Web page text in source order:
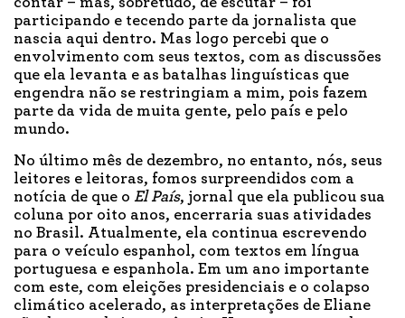
participando e tecendo parte da jornalista que
nascia aqui dentro. Mas logo percebi que o
envolvimento com seus textos, com as discussões
que ela levanta e as batalhas linguísticas que
engendra não se restringiam a mim, pois fazem
parte da vida de muita gente, pelo país e pelo
mundo.
No último mês de dezembro, no entanto, nós, seus
leitores e leitoras, fomos surpreendidos com a
notícia de que o El País, jornal que ela publicou sua
coluna por oito anos, encerraria suas atividades
no Brasil. Atualmente, ela continua escrevendo
para o veículo espanhol, com textos em língua
portuguesa e espanhola. Em um ano importante
com este, com eleições presidenciais e o colapso
climático acelerado, as interpretações de Eliane